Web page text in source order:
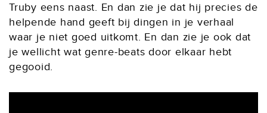
Truby eens naast. En dan zie je dat hij precies de
helpende hand geeft bij dingen in je verhaal
waar je niet goed uitkomt. En dan zie je ook dat
je wellicht wat genre-beats door elkaar hebt
gegooid.